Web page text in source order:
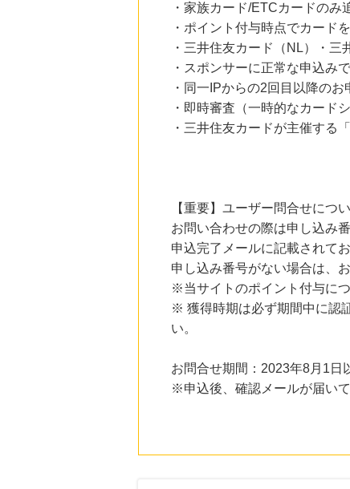
・家族カード/ETCカードのみ
・ポイント付与時点でカード
・三井住友カード（NL）・
・スポンサーに正常な申込み
・同一IPからの2回目以降のお
・即時審査（一時的なカード
・三井住友カードが主催する
【重要】ユーザー問合せにつ
お問い合わせの際は申し込み
申込完了メールに記載されて
申し込み番号がない場合は、
※当サイトのポイント付与に
※ 獲得時期は必ず期間中に認
い。
お問合せ期間：2023年8月1日
※申込後、確認メールが届い